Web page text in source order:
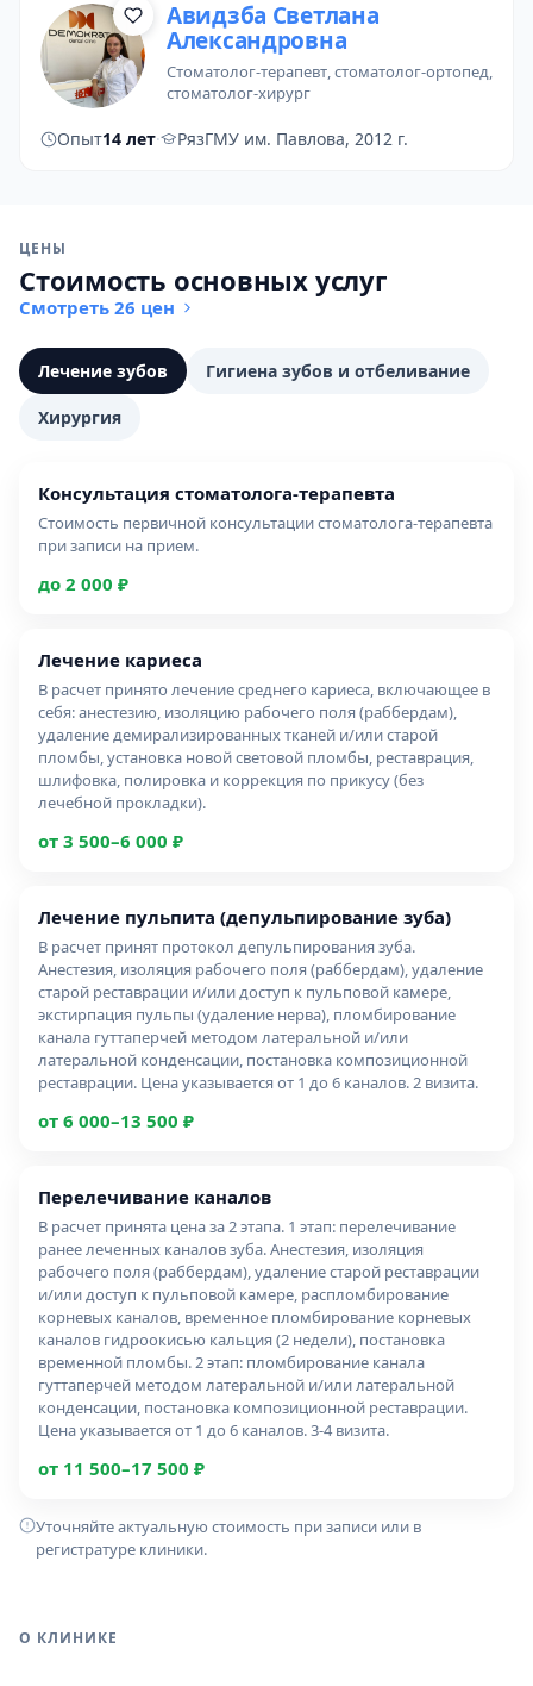
Авидзба Светлана
Александровна
стоматолог-терапевт, стоматолог-ортопед,
стоматолог-хирург
Опыт14 лет· РязГМУ им. Павлова, 2012 г.
ЦЕНЫ
Стоимость основных услуг
Смотреть 26 цен
лечение зубов гигиена зубов и отбеливание
хирургия
консультация стоматолога-терапевта
Стоимость первичной консультации стоматолога-терапевта
при записи на прием.
до 2 000 ₽
лечение кариеса
В расчет принято лечение среднего кариеса, включающее в
себя: анестезию, изоляцию рабочего поля (раббердам),
удаление демирализированных тканей и/или старой
пломбы, установка новой световой пломбы, реставрация,
шлифовка, полировка и коррекция по прикусу (без
лечебной прокладки).
от 3 500–6 000 ₽
лечение пульпита (депульпирование зуба)
В расчет принят протокол депульпирования зуба.
Анестезия, изоляция рабочего поля (раббердам), удаление
старой реставрации и/или доступ к пульповой камере,
экстирпация пульпы (удаление нерва), пломбирование
канала гуттаперчей методом латеральной и/или
латеральной конденсации, постановка композиционной
реставрации. Цена указывается от 1 до 6 каналов. 2 визита.
от 6 000–13 500 ₽
перелечивание каналов
В расчет принята цена за 2 этапа. 1 этап: перелечивание
ранее леченных каналов зуба. Анестезия, изоляция
рабочего поля (раббердам), удаление старой реставрации
и/или доступ к пульповой камере, распломбирование
корневых каналов, временное пломбирование корневых
каналов гидроокисью кальция (2 недели), постановка
временной пломбы. 2 этап: пломбирование канала
гуттаперчей методом латеральной и/или латеральной
конденсации, постановка композиционной реставрации.
Цена указывается от 1 до 6 каналов. 3-4 визита.
от 11 500–17 500 ₽
Уточняйте актуальную стоимость при записи или в
регистратуре клиники.
О КЛИНИКЕ